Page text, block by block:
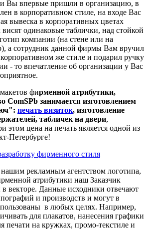
Вы впервые пришли в организацию, в
в корпоративном стиле, на входе Вас
вывеска в корпоративных цветах
одинаковые таблички, над стойкой
компании (на стене или на
а сотрудник данной фирмы Вам вручил
же стиле и подарил ручку
- то впечатление об организации у Вас
фирменной атрибутики,
ComSPb занимается изготовлением
печать визиток, изготовление
табличек на двери,
этом цена на печать является одной из
Петербурге!
фирменного стиля
рекламным агентством логотипа,
атрибутики наш Заказчик
в векторе. Данные исходники отвечают
и производств и могут в
в любых целях. Например,
для плакатов, нанесения графики
печати на кружках, промо-текстиле и